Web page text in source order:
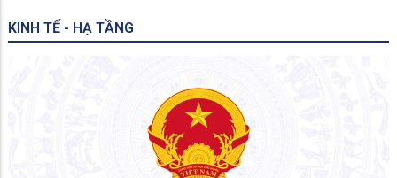
KINH TẾ - HẠ TẦNG